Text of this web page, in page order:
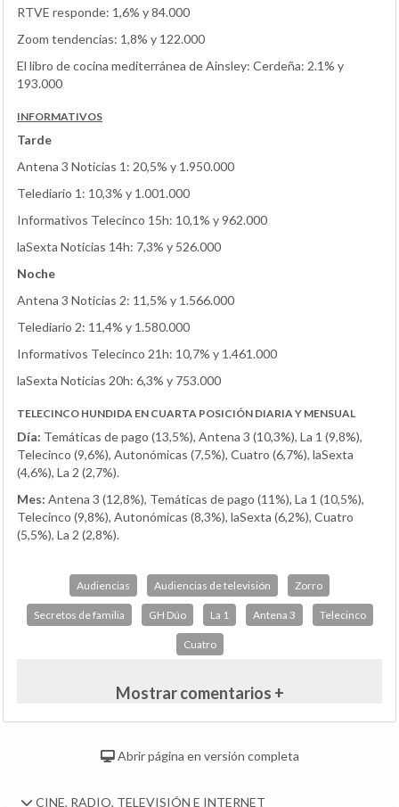
RTVE responde: 1,6% y 84.000
Zoom tendencias: 1,8% y 122.000
El libro de cocina mediterránea de Ainsley: Cerdeña: 2.1% y
193.000
INFORMATIVOS
Tarde
Antena 3 Noticias 1: 20,5% y 1.950.000
Telediario 1: 10,3% y 1.001.000
Informativos Telecinco 15h: 10,1% y 962.000
laSexta Noticias 14h: 7,3% y 526.000
Noche
Antena 3 Noticias 2: 11,5% y 1.566.000
Telediario 2: 11,4% y 1.580.000
Informativos Telecinco 21h: 10,7% y 1.461.000
laSexta Noticias 20h: 6,3% y 753.000
TELECINCO HUNDIDA EN CUARTA POSICIÓN DIARIA Y MENSUAL
Día: Temáticas de pago (13,5%), Antena 3 (10,3%), La 1 (9,8%),
Telecinco (9,6%), Autonómicas (7,5%), Cuatro (6,7%), laSexta
(4,6%), La 2 (2,7%).
Mes: Antena 3 (12,8%), Temáticas de pago (11%), La 1 (10,5%),
Telecinco (9,8%), Autonómicas (8,3%), laSexta (6,2%), Cuatro
(5,5%), La 2 (2,8%).
Audiencias Audiencias de televisión Zorro
Secretos de familia GH Dúo La 1 Antena 3 Telecinco
Cuatro
Mostrar comentarios +
Abrir página en versión completa
CINE, RADIO, TELEVISIÓN E INTERNET